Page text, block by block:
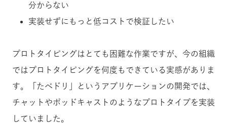
分からない
実装せずにもっと低コストで検証したい
プロトタイピングはとても困難な作業ですが、今の組織
ではプロトタイピングを何度もできている実感がありま
す。「たべドリ」というアプリケーションの開発では、
チャットやポッドキャストのようなプロトタイプを実装
していました。